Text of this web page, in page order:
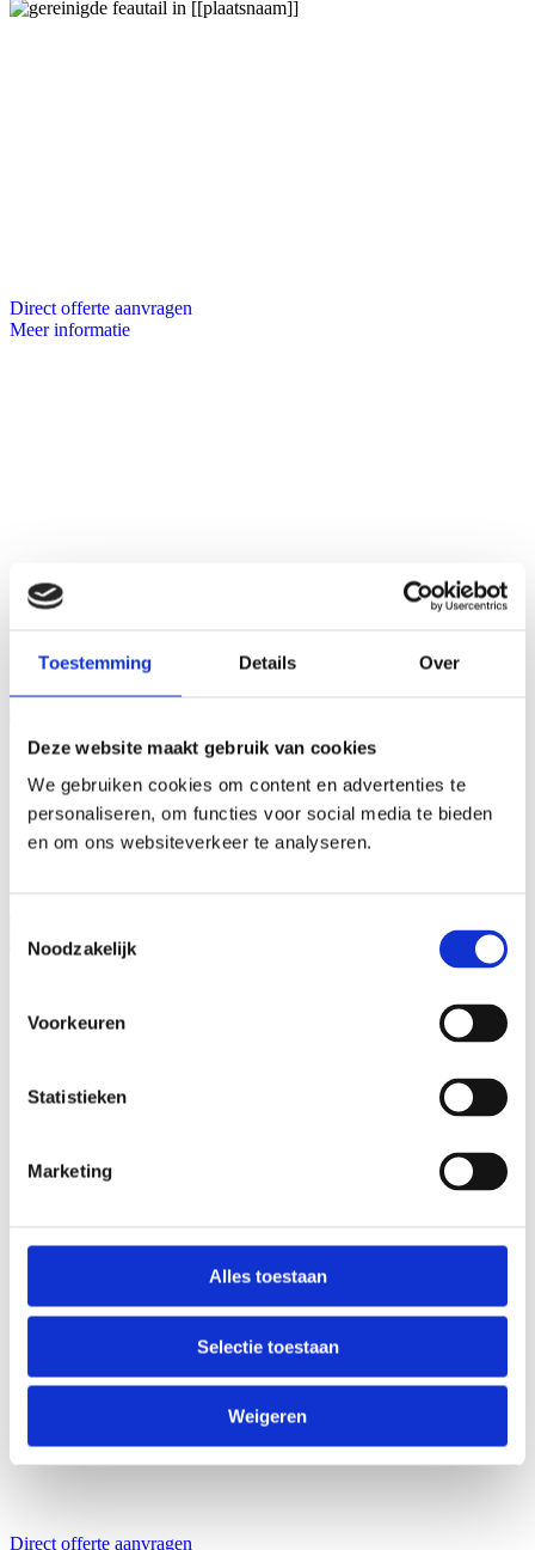
Toestemming Details Over
Deze website maakt gebruik van cookies
We gebruiken cookies om content en advertenties te
personaliseren, om functies voor social media te bieden
en om ons websiteverkeer te analyseren.
Noodzakelijk
Voorkeuren
Statistieken
Marketing
Alles toestaan
Selectie toestaan
Weigeren
Direct offerte aanvragen
Meer informatie
Direct offerte aanvragen
Meer informatie
Direct offerte aanvragen
Direct offerte aanvragen